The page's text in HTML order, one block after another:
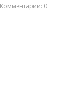
Комментарии: 0